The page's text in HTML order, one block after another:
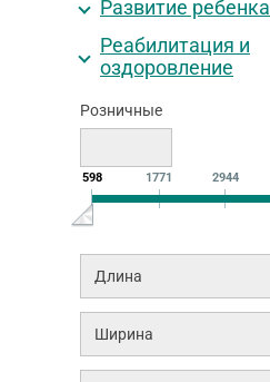
Развитие ребенка
Реабилитация и
оздоровление
Розничные
598 1771 2944
Длина
Ширина